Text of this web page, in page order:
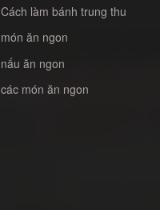
Cách làm bánh trung thu
món ăn ngon
nấu ăn ngon
các món ăn ngon